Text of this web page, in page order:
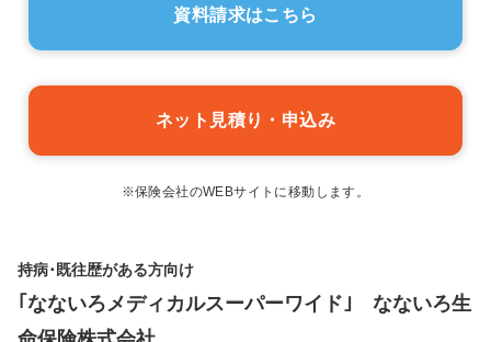
資料請求はこちら
ネット見積り・申込み
※保険会社のWEBサイトに移動します。
持病･既往歴がある方向け
｢なないろメディカルスーパーワイド｣ なないろ生